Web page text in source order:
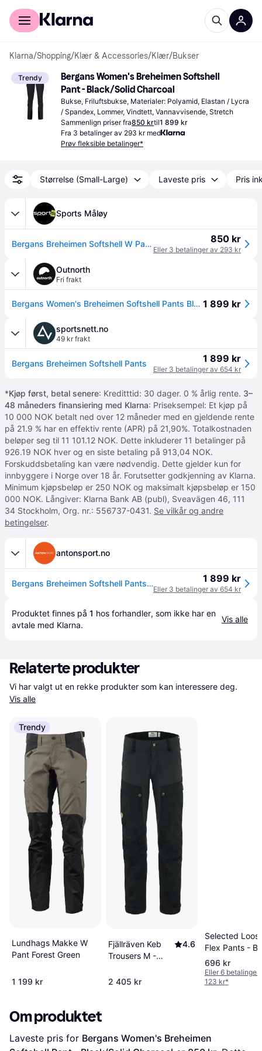
For kunder
Klarna/Shopping/Klær & Accessories/Klær/Bukser
Trendy
Bergans Women's Breheimen Softshell
Pant - Black/Solid Charcoal
Bukse, Friluftsbukse, Materialer: Polyamid, Elastan / Lycra
/ Spandex, Lommer, Vindtett, Vannavvisende, Stretch
Sammenlign priser fra850 krtil1 899 kr
Fra 3 betalinger av 293 kr med
Prøv fleksible betalinger*
Størrelse (Small-Large) Laveste pris Pris
Sports Måløy
Bergans Breheimen Softshell W Pants 850 kr
Eller 3 betalinger av 293 kr
Outnorth
Fri frakt
Bergans Women's Breheimen Softshell Pants Black/Solid Charcoal XS 1 899 kr
sportsnett.no
49 kr frakt
Bergans Breheimen Softshell Pants 1 899 kr
Eller 3 betalinger av 654 kr
*Kjøp først, betal senere: Kreditttid: 30 dager. 0 % årlig rente. 3–
48 måneders finansiering med Klarna: Priseksempel: Et kjøp på
10 000 NOK betalt ned over 12 måneder med en gjeldende rente
på 21.9 % har en effektiv rente (APR) på 21,90%. Totalkostnaden
beløper seg til 11 101.12 NOK. Dette inkluderer 11 betalinger på
926.19 NOK hver og en siste betaling på 913,04 NOK.
Forskuddsbetaling kan være nødvendig. Dette gjelder kun for
innbyggere i Norge over 18 år. Forutsetter godkjenning av Klarna.
Minimum kjøpsbeløp er 250 NOK og maksimalt kjøpsbeløp er 150
000 NOK. Långiver: Klarna Bank AB (publ), Sveavägen 46, 111
34 Stockholm, Org. nr.: 556737-0431. Se vilkår og andre
betingelser.
antonsport.no
Bergans Breheimen Softshell Pants Herre 1 899 kr
Eller 3 betalinger av 654 kr
Produktet finnes på 1 hos forhandler, som ikke har en
avtale med Klarna.
Vis alle
Relaterte produkter
Vis alle
Trendy
Lundhags Makke W
Pant Forest Green
1 199 kr
Fjällräven Keb
Trousers M -
4.6
2 405 kr
Selected
Flex Pants -
696 kr
Eller 6 betalinger
123 kr*
Om produktet
Laveste pris for Bergans Women's Breheimen